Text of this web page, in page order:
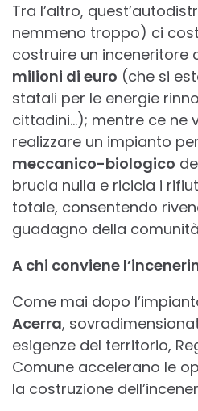
Tra l’altro,
nemmeno troppo) ci
costruire un inceneritore
milioni di euro (che si
statali per le energie
cittadini…); mentre ce ne
realizzare un impianto
meccanico-biologico
brucia nulla e ricicla i
totale, consentendo
guadagno della
A chi conviene
Come mai dopo
Acerra,
esigenze del territorio,
Comune accelerano le
la costruzione